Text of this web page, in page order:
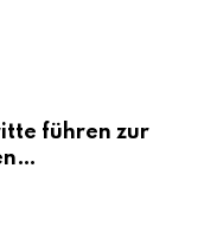
führen zur